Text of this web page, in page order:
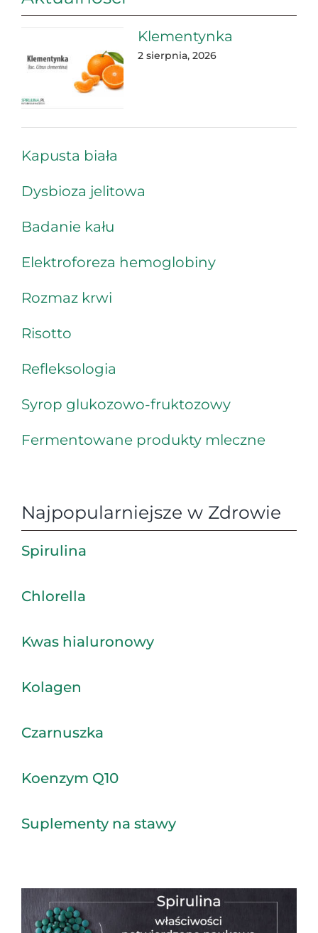
Klementynka
2 sierpnia, 2026
Kapusta biała
Dysbioza jelitowa
Badanie kału
Elektroforeza hemoglobiny
Rozmaz krwi
Risotto
Refleksologia
Syrop glukozowo-fruktozowy
Fermentowane produkty mleczne
Najpopularniejsze w Zdrowie
Spirulina
Chlorella
Kwas hialuronowy
Kolagen
Czarnuszka
Koenzym Q10
Suplementy na stawy